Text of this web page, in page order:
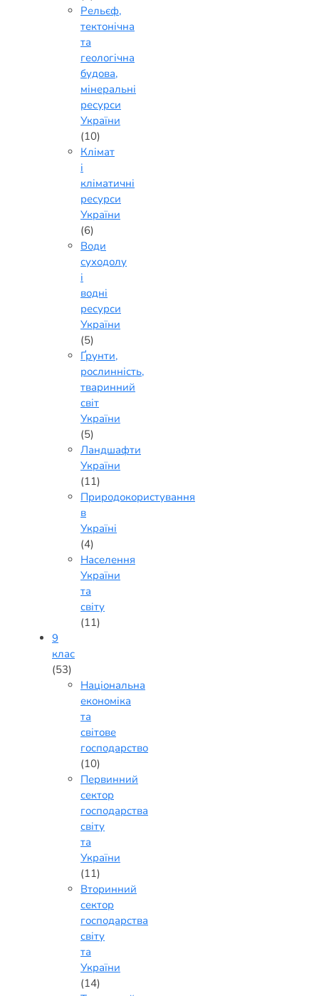
Рельєф,
тектонічна
та
геологічна
будова,
мінеральні
ресурси
України
(10)
Клімат
і
кліматичні
ресурси
України
(6)
Води
суходолу
і
водні
ресурси
України
(5)
Ґрунти,
рослинність,
тваринний
світ
України
(5)
Ландшафти
України
(11)
Природокористування
в
Україні
(4)
Населення
України
та
світу
(11)
9
клас
(53)
Національна
економіка
та
світове
господарство
(10)
Первинний
сектор
господарства
світу
та
України
(11)
Вторинний
сектор
господарства
світу
та
України
(14)